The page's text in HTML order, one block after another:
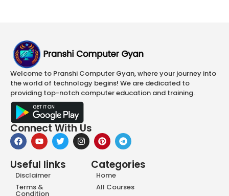
Welcome to Pranshi Computer Gyan, where your journey into
the world of technology begins! We are dedicated to
providing top-notch computer education and training.
Connect With Us
Useful links
Disclaimer
Terms &
Condition
Categories
Home
All Courses